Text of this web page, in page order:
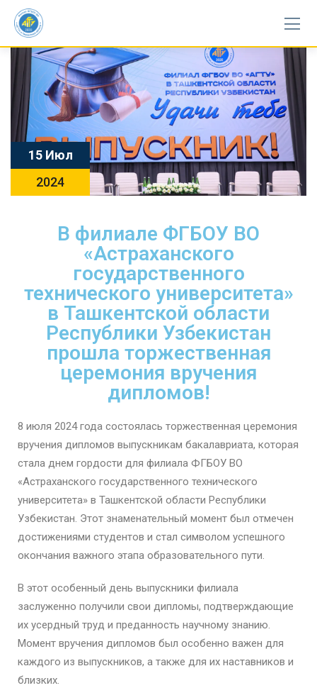
15 Июл
2024
В филиале ФГБОУ ВО
«Астраханского
государственного
технического университета»
в Ташкентской области
Республики Узбекистан
прошла торжественная
церемония вручения
дипломов!
8 июля 2024 года состоялась торжественная церемония
вручения дипломов выпускникам бакалавриата, которая
стала днем гордости для филиала ФГБОУ ВО
«Астраханского государственного технического
университета» в Ташкентской области Республики
Узбекистан. Этот знаменательный момент был отмечен
достижениями студентов и стал символом успешного
окончания важного этапа образовательного пути.
В этот особенный день выпускники филиала
заслуженно получили свои дипломы, подтверждающие
их усердный труд и преданность научному знанию.
Момент вручения дипломов был особенно важен для
каждого из выпускников, а также для их наставников и
близких.